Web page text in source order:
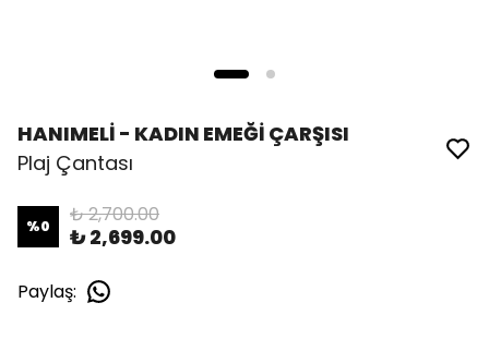
HANIMELİ - KADIN EMEĞİ ÇARŞISI
Plaj Çantası
%0 ₺ 2,700.00
₺ 2,699.00
Paylaş: